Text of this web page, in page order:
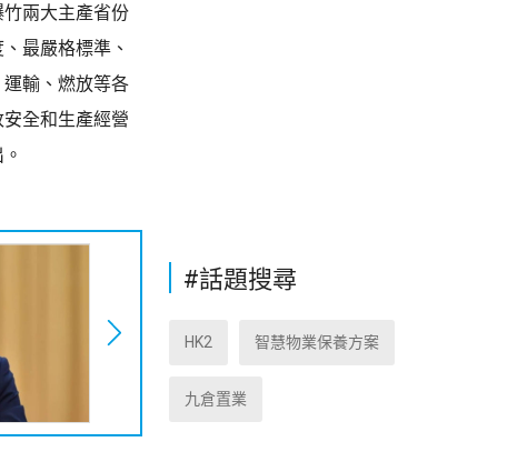
兩大主產省份
最嚴格標準、
輸、燃放等各
全和生產經營
#話題搜尋
HK2 智慧物業保養方案
九倉置業